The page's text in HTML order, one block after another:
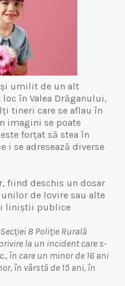
și umilit de un alt
în Valea Drăganului,
tineri care se aflau în
imagini se poate
forțat să stea în
se adresează diverse
fiind deschis un dosar
de lovire sau alte
liniștii publice
8 Poliție Rurală
la un incident care s-
în care un minor de 16 ani
în vârstă de 15 ani, în